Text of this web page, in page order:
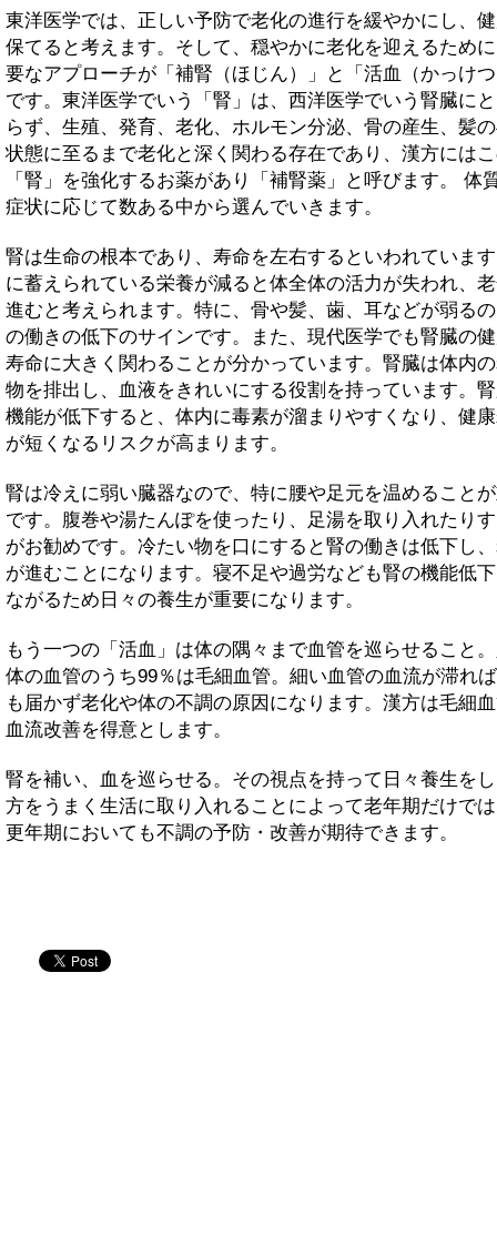
東洋医学では、正しい予防で老化の進行を緩やかにし、
保てると考えます。そして、穏やかに老化を迎えるため
要なアプローチが「補腎（ほじん）」と「活血（かっけ
です。東洋医学でいう「腎」は、西洋医学でいう腎臓に
らず、生殖、発育、老化、ホルモン分泌、骨の産生、髪
状態に至るまで老化と深く関わる存在であり、漢方には
「腎」を強化するお薬があり「補腎薬」と呼びます。 体
症状に応じて数ある中から選んでいきます。
腎は生命の根本であり、寿命を左右するといわれていま
に蓄えられている栄養が減ると体全体の活力が失われ、
進むと考えられます。特に、骨や髪、歯、耳などが弱る
の働きの低下のサインです。また、現代医学でも腎臓の
寿命に大きく関わることが分かっています。腎臓は体内
物を排出し、血液をきれいにする役割を持っています。
機能が低下すると、体内に毒素が溜まりやすくなり、健
が短くなるリスクが高まります。
腎は冷えに弱い臓器なので、特に腰や足元を温めること
です。腹巻や湯たんぽを使ったり、足湯を取り入れたり
がお勧めです。冷たい物を口にすると腎の働きは低下し
が進むことになります。寝不足や過労なども腎の機能低
ながるため日々の養生が重要になります。
もう一つの「活血」は体の隅々まで血管を巡らせること
体の血管のうち99％は毛細血管。細い血管の血流が滞れ
も届かず老化や体の不調の原因になります。漢方は毛細
血流改善を得意とします。
腎を補い、血を巡らせる。その視点を持って日々養生を
方をうまく生活に取り入れることによって老年期だけで
更年期においても不調の予防・改善が期待できます。